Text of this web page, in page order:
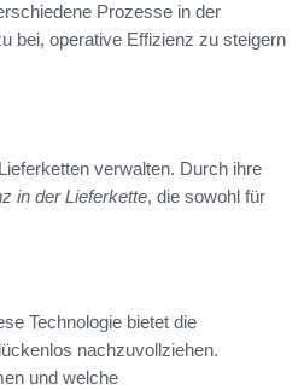
Prozesse in der
bei, operative Effizienz zu steigern
verwalten. Durch ihre
in der Lieferkette, die sowohl für
Technologie bietet die
nachzuvollziehen.
und welche